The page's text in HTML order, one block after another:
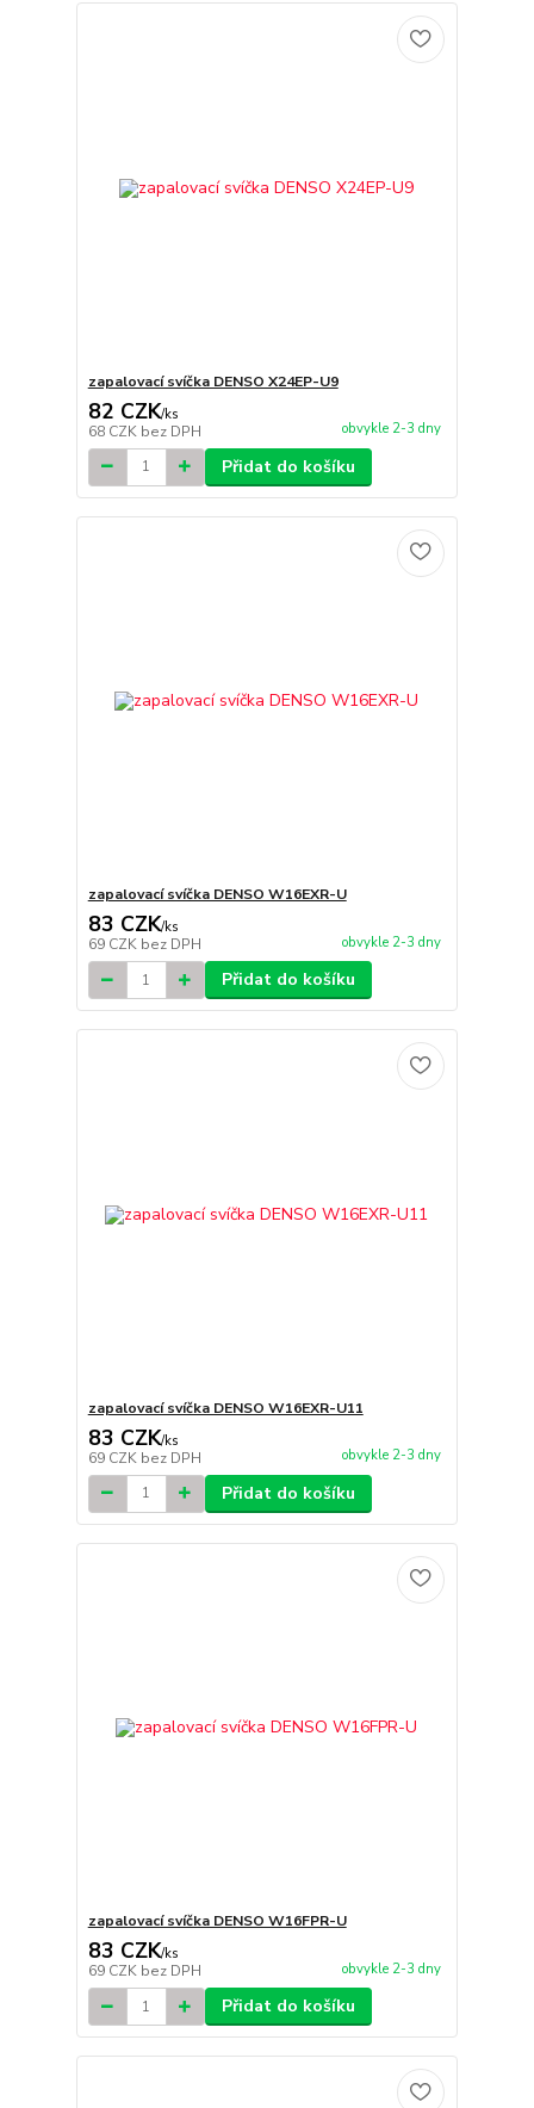
zapalovací svíčka DENSO X24EP-U9
82 CZK/ks
68 CZK bez DPH obvykle 2-3 dny
Přidat do košíku
zapalovací svíčka DENSO W16EXR-U
83 CZK/ks
69 CZK bez DPH obvykle 2-3 dny
Přidat do košíku
zapalovací svíčka DENSO W16EXR-U11
83 CZK/ks
69 CZK bez DPH obvykle 2-3 dny
Přidat do košíku
zapalovací svíčka DENSO W16FPR-U
83 CZK/ks
69 CZK bez DPH obvykle 2-3 dny
Přidat do košíku